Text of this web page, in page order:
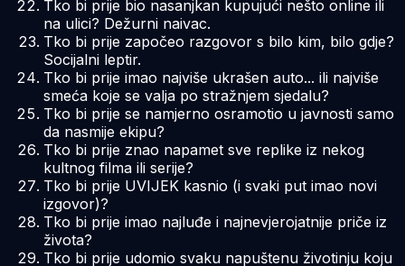
Tko bi prije bio nasanjkan kupujući nešto online ili
na ulici? Dežurni naivac.
Tko bi prije započeo razgovor s bilo kim, bilo gdje?
Socijalni leptir.
Tko bi prije imao najviše ukrašen auto... ili najviše
smeća koje se valja po stražnjem sjedalu?
Tko bi prije se namjerno osramotio u javnosti samo
da nasmije ekipu?
Tko bi prije znao napamet sve replike iz nekog
kultnog filma ili serije?
Tko bi prije UVIJEK kasnio (i svaki put imao novi
izgovor)?
Tko bi prije imao najluđe i najnevjerojatnije priče iz
života?
Tko bi prije udomio svaku napuštenu životinju koju